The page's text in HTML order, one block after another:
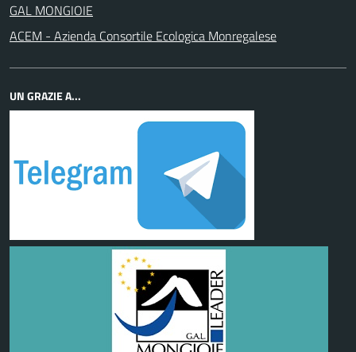
GAL MONGIOIE
ACEM - Azienda Consortile Ecologica Monregalese
UN GRAZIE A...